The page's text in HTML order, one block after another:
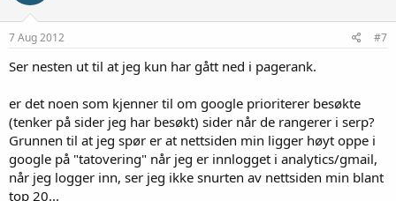
7 Aug 2012 #7
Ser nesten ut til at jeg kun har gått ned i pagerank.
er det noen som kjenner til om google prioriterer besøkte
(tenker på sider jeg har besøkt) sider når de rangerer i serp?
Grunnen til at jeg spør er at nettsiden min ligger høyt oppe i
google på "tatovering" når jeg er innlogget i analytics/gmail,
når jeg logger inn, ser jeg ikke snurten av nettsiden min blant
top 20...